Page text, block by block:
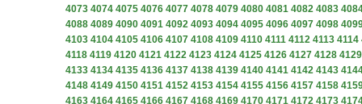
4073 4074 4075 4076 4077 4078 4079 4080 4081 4082 4083
4088 4089 4090 4091 4092 4093 4094 4095 4096 4097 4098
4103 4104 4105 4106 4107 4108 4109 4110 4111 4112 4113 4114
4118 4119 4120 4121 4122 4123 4124 4125 4126 4127 4128 4129
4133 4134 4135 4136 4137 4138 4139 4140 4141 4142 4143
4148 4149 4150 4151 4152 4153 4154 4155 4156 4157 4158
4163 4164 4165 4166 4167 4168 4169 4170 4171 4172 4173